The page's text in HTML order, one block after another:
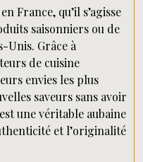
France, qu’il s’agisse
saisonniers ou de
Unis. Grâce à
de cuisine
envies les plus
saveurs sans avoir
une véritable aubaine
et l’originalité